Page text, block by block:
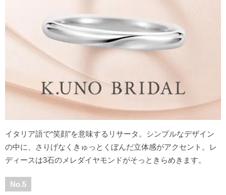
イタリア語で“笑顔”を意味するリサータ。シンプルなデザイン
の中に、さりげなくきゅっとくぼんだ立体感がアクセント。レ
ディースは3石のメレダイヤモンドがそっときらめきます。
No.5